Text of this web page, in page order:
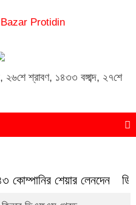
, ২৬শে শ্রাবণ, ১৪৩৩ বঙ্গাব্দ, ২৭শে
কোম্পানির শেয়ার লেনদেন